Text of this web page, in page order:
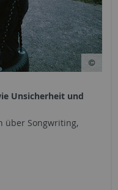
Unsicherheit und
über Songwriting,